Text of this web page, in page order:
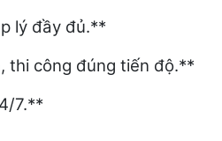
lý đầy đủ.**
thi công đúng tiến độ.**
7.**